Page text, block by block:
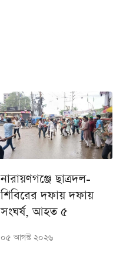
নারায়ণগঞ্জে ছাত্রদল-
শিবিরের দফায় দফায়
সংঘর্ষ, আহত ৫
০৫ আগস্ট ২০২৬